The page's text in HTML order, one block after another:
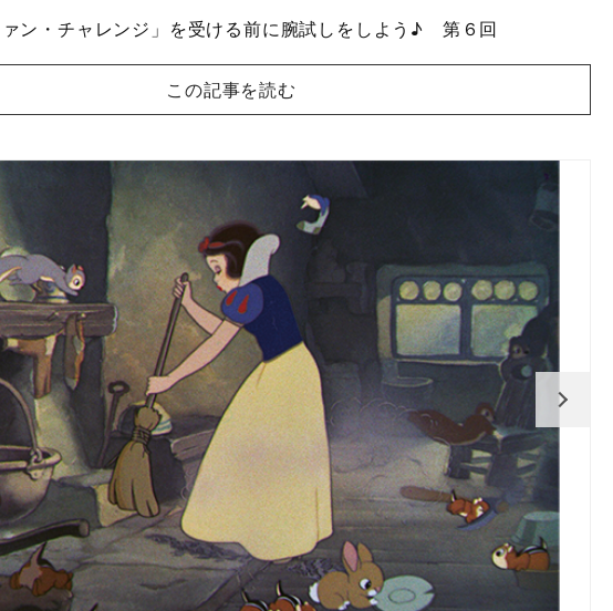
ァン・チャレンジ」を受ける前に腕試しをしよう♪ 第６回
この記事を読む